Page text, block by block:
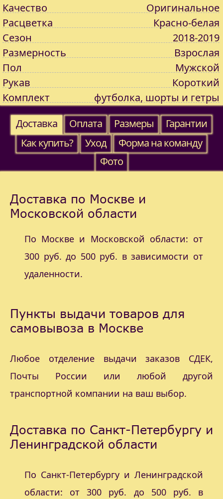
Качество
Оригинальное
Расцветка
Красно-белая
Сезон
2018-2019
Размерность
Взрослая
Пол
Мужской
Рукав
Короткий
Комплект
футболка, шорты и гетры
Доставка
Оплата Размеры
Гарантии
Как купить?
Уход
Форма на команду
Фото
Доставка по Москве и
Московской области
По Москве и Московской области: от
300 руб. до 500 руб. в зависимости от
удаленности.
Пункты выдачи товаров для
самовывоза в Москве
Любое отделение выдачи заказов СДЕК,
Почты России или любой другой
транспортной компании на ваш выбор.
Доставка по Санкт-Петербургу и
Ленинградской области
По Санкт-Петербургу и Ленинградской
области: от 300 руб. до 500 руб. в